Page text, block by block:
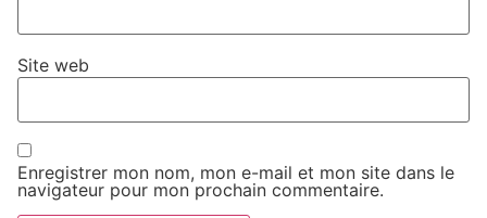
Site web
Enregistrer mon nom, mon e-mail et mon site dans le
navigateur pour mon prochain commentaire.